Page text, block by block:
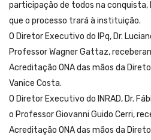
participação de todos na conquista,
que o processo trará à instituição.
O Diretor Executivo do IPq, Dr.
Professor Wagner Gattaz,
Acreditação ONA das mãos da
Vanice Costa.
O Diretor Executivo do INRAD, Dr.
o Professor Giovanni Guido Cerri,
Acreditação ONA das mãos da